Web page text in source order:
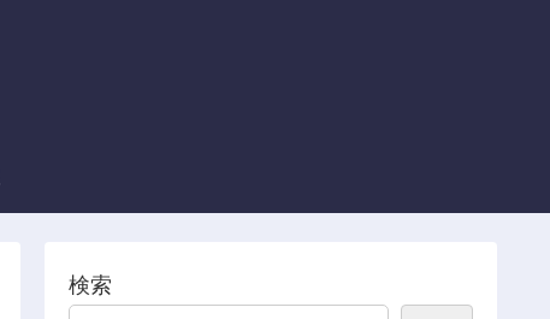
検索